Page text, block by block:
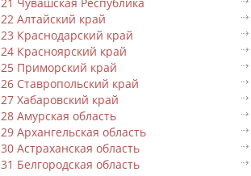
22 Алтайский край
23 Краснодарский край
24 Красноярский край
25 Приморский край
26 Ставропольский край
27 Хабаровский край
28 Амурская область
29 Архангельская область
30 Астраханская область
31 Белгородская область